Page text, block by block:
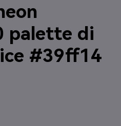
palette di
#39ff14